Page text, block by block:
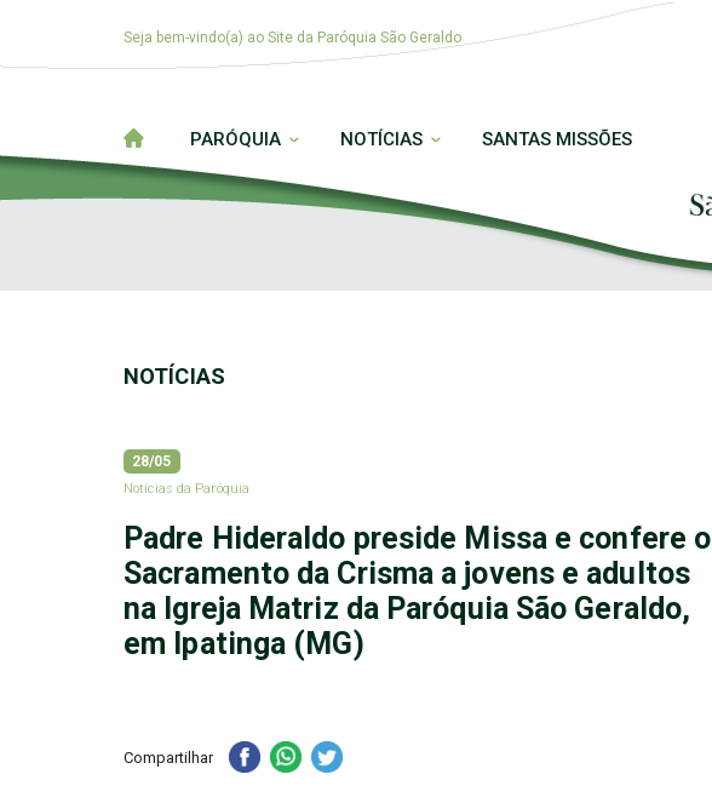
Seja bem-vindo(a) ao Site da Paróquia São Geraldo
PARÓQUIA NOTÍCIAS SANTAS MISSÕES
NOTÍCIAS
28/05
Notícias da Paróquia
Padre Hideraldo preside Missa e confere o
Sacramento da Crisma a jovens e adultos
na Igreja Matriz da Paróquia São Geraldo,
em Ipatinga (MG)
Compartilhar